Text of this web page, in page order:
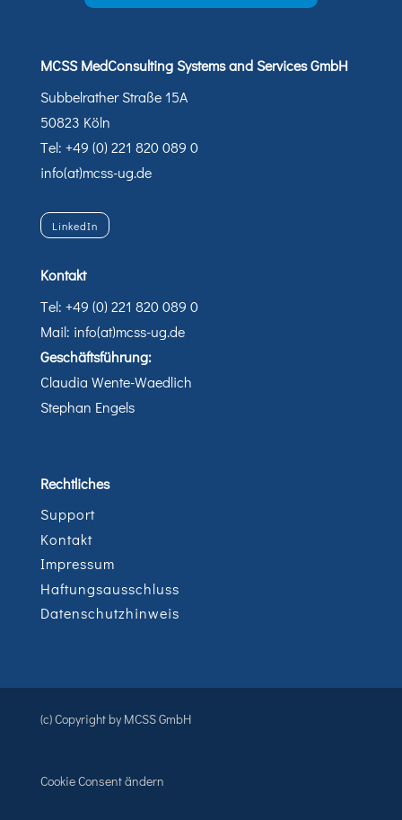
MCSS MedConsulting Systems and Services GmbH
Subbelrather Straße 15A
50823 Köln
Tel: +49 (0) 221 820 089 0
info(at)mcss-ug.de
LinkedIn
Kontakt
Tel: +49 (0) 221 820 089 0
Mail: info(at)mcss-ug.de
Geschäftsführung:
Claudia Wente-Waedlich
Stephan Engels
Rechtliches
Support
Kontakt
Impressum
Haftungsausschluss
Datenschutzhinweis
(c) Copyright by MCSS GmbH
Cookie Consent ändern